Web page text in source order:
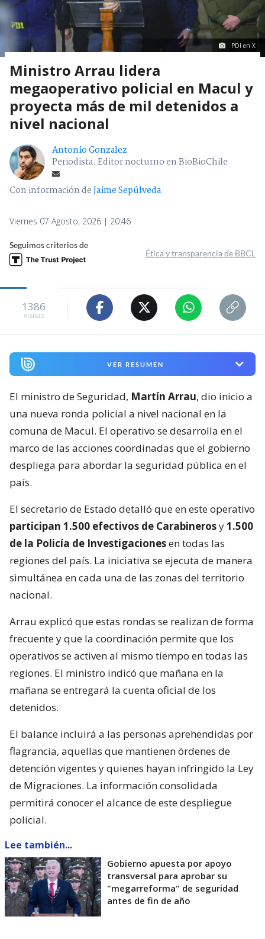
PDI en X
Ministro Arrau lidera
megaoperativo policial en Macul y
proyecta más de mil detenidos a
nivel nacional
Antonio Gonzalez
Periodista. Editor nocturno en BioBioChile
Con información deJaime Sepúlveda
Viernes 07 Agosto, 2026 | 20:46
Seguimos criterios de
Ética y transparencia de BBCL
1386
visitas
VER RESUMEN
El ministro de Seguridad, Martín Arrau, dio inicio a
una nueva ronda policial a nivel nacional en la
comuna de Macul. El operativo se desarrolla en el
marco de las acciones coordinadas que el gobierno
despliega para abordar la seguridad pública en el
país.
El secretario de Estado detalló que en este operativo
participan 1.500 efectivos de Carabinerosy1.500
de la Policía de Investigacionesen todas las
regiones del país. La iniciativa se ejecuta de manera
simultánea en cada una de las zonas del territorio
nacional.
Arrau explicó que estas rondas se realizan de forma
frecuente y que la coordinación permite que los
operativos se activen al mismo tiempo en todas las
regiones. El ministro indicó que mañana en la
mañana se entregará la cuenta oficial de los
detenidos.
El balance incluirá a las personas aprehendidas por
flagrancia, aquellas que mantienen órdenes de
detención vigentes y quienes hayan infringido la Ley
de Migraciones. La información consolidada
permitirá conocer el alcance de este despliegue
policial.
Lee también...
Gobierno apuesta por apoyo
transversal para aprobar su
"megarreforma" de seguridad
antes de fin de año